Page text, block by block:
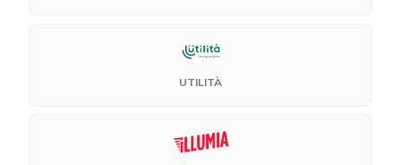
UTILITÀ